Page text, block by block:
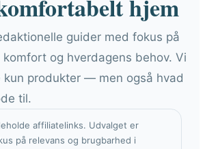
hjem
guider med fokus på
og hverdagens behov. Vi
produkter — men også hvad
til.
affiliatelinks. Udvalget er
på relevans og brugbarhed i